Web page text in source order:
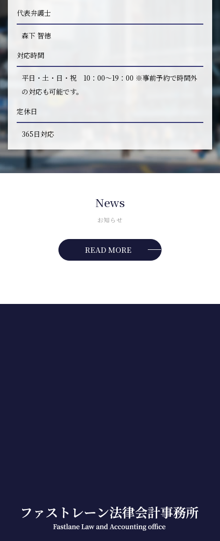
代表弁護士
森下 智徳
対応時間
平日・土・日・祝 10：00～19：00 ※事前予約で時間外
の対応も可能です。
定休日
365日対応
News
お知らせ
READ MORE